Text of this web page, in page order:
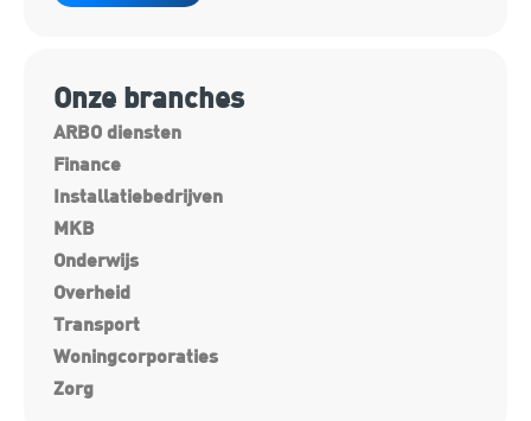
Onze branches
ARBO diensten
Finance
Installatiebedrijven
MKB
Onderwijs
Overheid
Transport
Woningcorporaties
Zorg